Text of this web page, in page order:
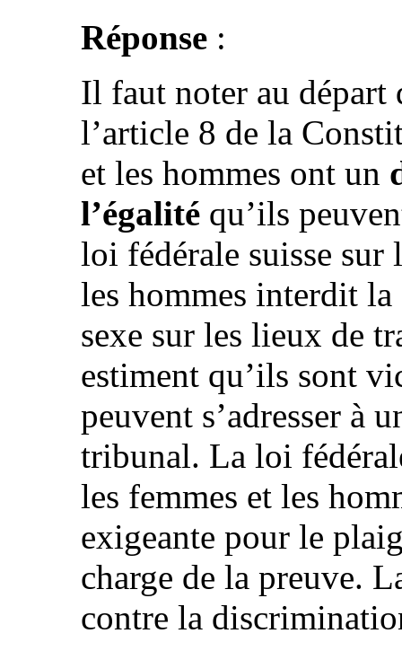
Réponse :
Il faut noter au départ
l’article 8 de la
et les hommes ont un
l’égalité qu’ils
loi fédérale suisse sur
les hommes interdit
sexe sur les lieux de
estiment qu’ils sont
peuvent s’adresser à
tribunal. La loi
les femmes et les
exigeante pour le
charge de la preuve.
contre la